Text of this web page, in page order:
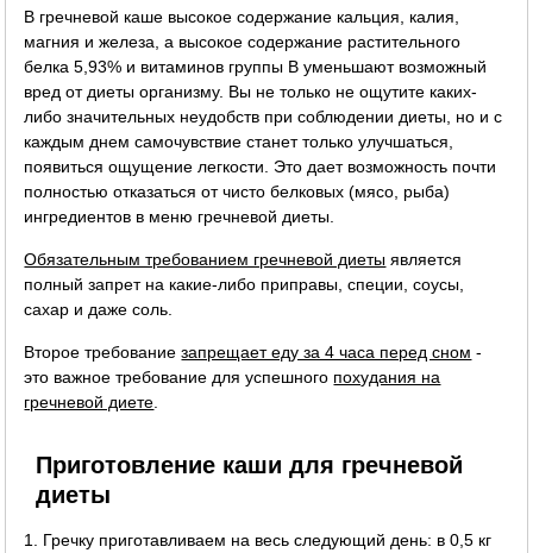
В гречневой каше высокое содержание кальция, калия,
магния и железа, а высокое содержание растительного
белка 5,93% и витаминов группы B уменьшают возможный
вред от диеты организму. Вы не только не ощутите каких-
либо значительных неудобств при соблюдении диеты, но и с
каждым днем самочувствие станет только улучшаться,
появиться ощущение легкости. Это дает возможность почти
полностью отказаться от чисто белковых (мясо, рыба)
ингредиентов в меню гречневой диеты.
Обязательным требованием гречневой диеты является
полный запрет на какие-либо приправы, специи, соусы,
сахар и даже соль.
Второе требованиезапрещает еду за 4 часа перед сном -
это важное требование для успешного похудания на
гречневой диете
Приготовление каши для гречневой
диеты
1. Гречку приготавливаем на весь следующий день: в 0,5 кг